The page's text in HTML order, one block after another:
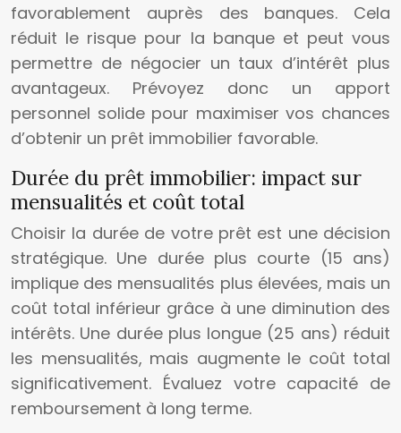
favorablement auprès des banques. Cela
réduit le risque pour la banque et peut vous
permettre de négocier un taux d’intérêt plus
avantageux. Prévoyez donc un apport
personnel solide pour maximiser vos chances
d’obtenir un prêt immobilier favorable.
Durée du prêt immobilier: impact sur
mensualités et coût total
Choisir la durée de votre prêt est une décision
stratégique. Une durée plus courte (15 ans)
implique des mensualités plus élevées, mais un
coût total inférieur grâce à une diminution des
intérêts. Une durée plus longue (25 ans) réduit
les mensualités, mais augmente le coût total
significativement. Évaluez votre capacité de
remboursement à long terme.